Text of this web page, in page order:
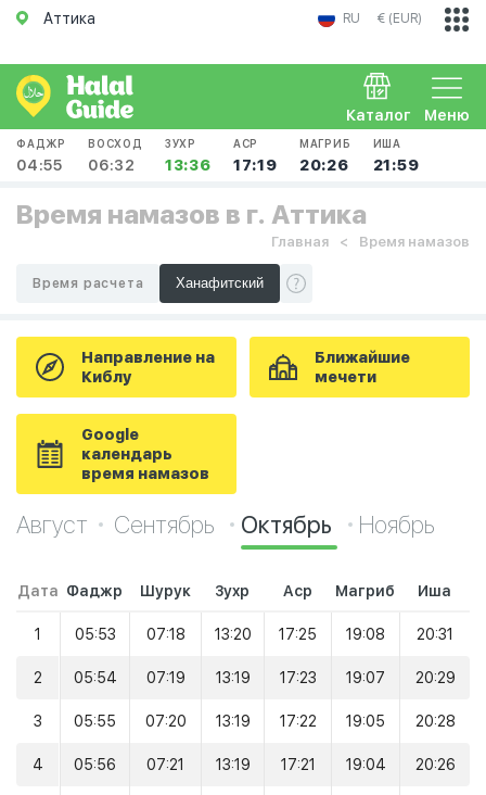
Аттика RU € (EUR)
Меню
Каталог
ФАДЖР
04:55
ВОСХОД
06:32
ЗУХР
13:36
АСР
17:19
МАГРИБ
20:26
ИША
21:59
Время намазов в г. Аттика
Главная Время намазов
Время расчета
Направление на
Киблу
Ближайшие
мечети
Google
календарь
время намазов
Август Сентябрь Октябрь Ноябрь
Дата Фаджр Шурук Зухр Аср Магриб Иша
1 05:53 07:18 13:20 17:25 19:08 20:31
2 05:54 07:19 13:19 17:23 19:07 20:29
3 05:55 07:20 13:19 17:22 19:05 20:28
4 05:56 07:21 13:19 17:21 19:04 20:26